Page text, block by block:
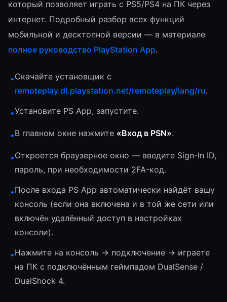
который позволяет играть с PS5/PS4 на ПК через
интернет. Подробный разбор всех функций
мобильной и десктопной версии — в материале
полное руководство PlayStation App.
•Скачайте установщик с
remoteplay.dl.playstation.net/remoteplay/lang/ru.
•Установите PS App, запустите.
•В главном окне нажмите «Вход в PSN».
•Откроется браузерное окно — введите Sign-In ID,
пароль, при необходимости 2FA-код.
•После входа PS App автоматически найдёт вашу
консоль (если она включена и в той же сети или
включён удалённый доступ в настройках
консоли).
•Нажмите на консоль → подключение → играете
на ПК с подключённым геймпадом DualSense /
DualShock 4.